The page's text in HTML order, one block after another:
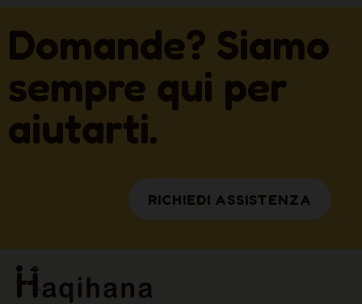
Domande? Siamo
sempre qui per
aiutarti.
RICHIEDI ASSISTENZA